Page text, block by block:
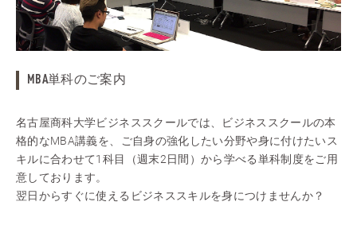
MBA単科のご案内
名古屋商科大学ビジネススクールでは、ビジネススクールの本
格的なMBA講義を、ご自身の強化したい分野や身に付けたいス
キルに合わせて1科目（週末2日間）から学べる単科制度をご用
意しております。
翌日からすぐに使えるビジネススキルを身につけませんか？